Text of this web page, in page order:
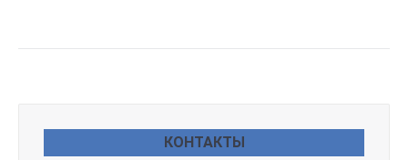
КОНТАКТЫ